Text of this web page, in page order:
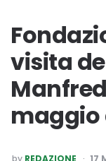
visita
maggio
POSTED